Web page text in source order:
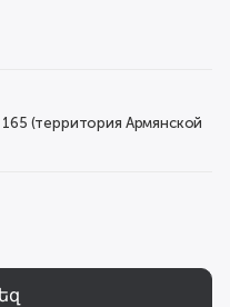
165 (территория Армянской